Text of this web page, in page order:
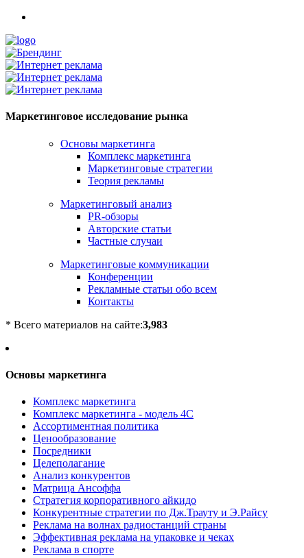
Маркетинговое исследование рынка
Основы маркетинга
Комплекс маркетинга
Маркетинговые стратегии
Теория рекламы
Маркетинговый анализ
PR-обзоры
Авторские статьи
Частные случаи
Маркетинговые коммуникации
Конференции
Рекламные статьи обо всем
Контакты
* Всего материалов на сайте:3,983
Основы маркетинга
Комплекс маркетинга
Комплекс маркетинга - модель 4С
Ассортиментная политика
Ценообразование
Посредники
Целеполагание
Анализ конкурентов
Матрица Ансоффа
Стратегия корпоративного айкидо
Конкурентные стратегии по Дж.Трауту и Э.Райсу
Реклама на волнах радиостанций страны
Эффективная реклама на упаковке и чеках
Реклама в спорте